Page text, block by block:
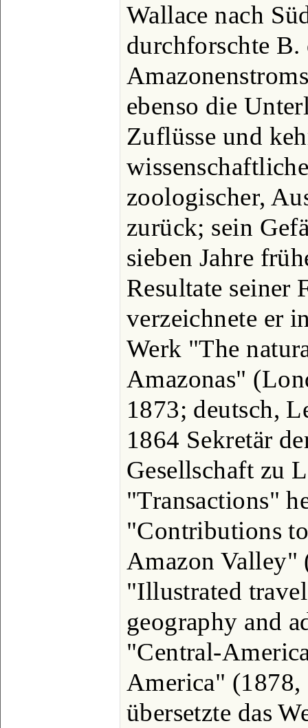
Wallace nach
durchforschte B.
ebenso die
Zuflüsse und
zoologischer,
zurück; sein
sieben Jahre
Resultate seiner
verzeichnete er
Werk "The
Amazonas"
1873; deutsch,
1864 Sekretär
Gesellschaft zu
"Transactions"
"Contributions
Amazon Valley"
"Illustrated
geography and
"Central-
America"
übersetzte das